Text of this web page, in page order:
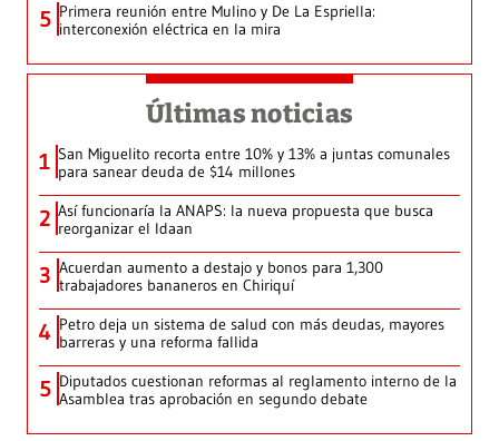
5 Primera reunión entre Mulino y De La Espriella:
interconexión eléctrica en la mira
Últimas noticias
1 San Miguelito recorta entre 10% y 13% a juntas comunales
para sanear deuda de $14 millones
2 Así funcionaría la ANAPS: la nueva propuesta que busca
reorganizar el Idaan
3 Acuerdan aumento a destajo y bonos para 1,300
trabajadores bananeros en Chiriquí
4 Petro deja un sistema de salud con más deudas, mayores
barreras y una reforma fallida
5 Diputados cuestionan reformas al reglamento interno de la
Asamblea tras aprobación en segundo debate